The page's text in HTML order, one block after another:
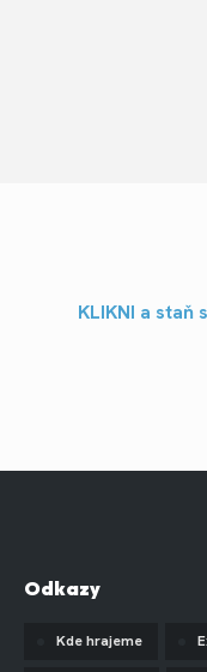
KLIKNI a staň
Odkazy
Kde hrajeme